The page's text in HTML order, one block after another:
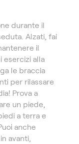
durante il
Alzati, fai
il
esercizi alla
le braccia
per rilassare
Prova a
un piede,
a terra e
anche
avanti,